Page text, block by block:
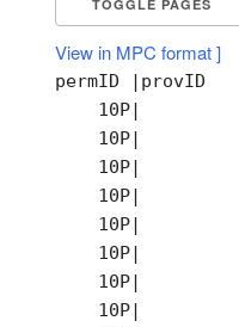
TOGGLE PAGES
View in MPC format ]
permID
10P|
10P|
10P|
10P|
10P|
10P|
10P|
10P|